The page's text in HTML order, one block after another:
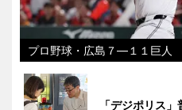
プロ野球・広島７―１１巨人
「デジポリス